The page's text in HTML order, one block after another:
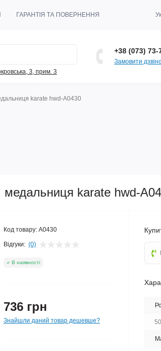
ГАРАНТІЯ ТА ПОВЕРНЕННЯ
3, прим. 3
+38 (073) 73-
Замовити
karate hwd-A0430
karate hwd-
Код товару: A0430
Відгуки: (0)
В наявності
736 грн
Знайшли даний товар дешевше?